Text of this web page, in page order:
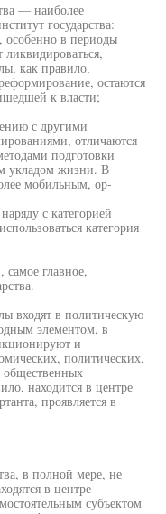
— наиболее
государства:
особенно в периоды
как правило,
остаются
к власти;
с другими
отличаются
подготовки
укладом жизни. В
мобильным, ор-
с категорией
категория
главное,
входят в политическую
элементом, в
и
политических,
находится в центре
проявляется в
в полной мере, не
в центре
субъектом